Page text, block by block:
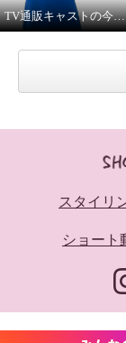
TV通販キャストの今日の私服②
スタイリ
ショート